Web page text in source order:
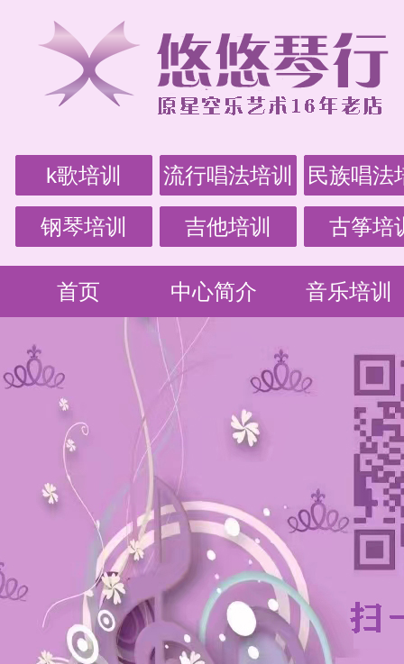
k歌培训 流行唱法培训 民族唱法
钢琴培训 吉他培训 古筝培
首页 中心简介 音乐培训